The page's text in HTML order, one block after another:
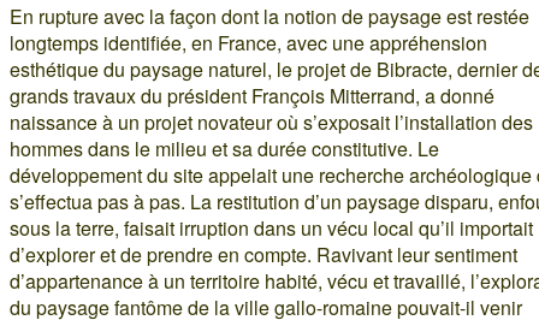
En rupture avec la façon dont la notion de paysage est restée
longtemps identifiée, en France, avec une appréhension
esthétique du paysage naturel, le projet de Bibracte, dernier
grands travaux du président François Mitterrand, a donné
naissance à un projet novateur où s’exposait l’installation des
hommes dans le milieu et sa durée constitutive. Le
développement du site appelait une recherche archéologique
s’effectua pas à pas. La restitution d’un paysage disparu,
sous la terre, faisait irruption dans un vécu local qu’il importait
d’explorer et de prendre en compte. Ravivant leur sentiment
d’appartenance à un territoire habité, vécu et travaillé,
du paysage fantôme de la ville gallo-romaine pouvait-il venir